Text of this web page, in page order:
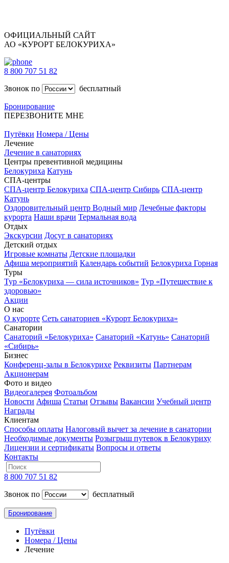
ОФИЦИАЛЬНЫЙ САЙТ
АО «КУРОРТ БЕЛОКУРИХА»
8 800 707 51 82
Звонок по
бесплатный
Бронирование
ПЕРЕЗВОНИТЕ МНЕ
Путёвки Номера / Цены
Лечение
Лечение в санаториях
Центры превентивной медицины
Белокуриха Катунь
СПА-центры
СПА-центр Белокуриха СПА-центр Сибирь СПА-центр
Катунь
Оздоровительный центр Водный мир Лечебные факторы
курорта Наши врачи Термальная вода
Отдых
Экскурсии Досуг в санаториях
Детский отдых
Игровые комнаты Детские площадки
Афиша мероприятий Календарь событий Белокуриха Горная
Туры
Тур «Белокуриха — сила источников» Тур «Путешествие к
здоровью»
Акции
О нас
О курорте Сеть санаториев «Курорт Белокуриха»
Санатории
Санаторий «Белокуриха» Санаторий «Катунь» Санаторий
«Сибирь»
Бизнес
Конференц-залы в Белокурихе Реквизиты Партнерам
Акционерам
Фото и видео
Видеогалерея Фотоальбом
Новости Афиша Статьи Отзывы Вакансии Учебный центр
Награды
Клиентам
Способы оплаты Налоговый вычет за лечение в санатории
Необходимые документы Розыгрыш путевок в Белокуриху
Лицензии и сертификаты Вопросы и ответы
Контакты
8 800 707 51 82
Звонок по
бесплатный
Бронирование
Путёвки
Номера / Цены
Лечение